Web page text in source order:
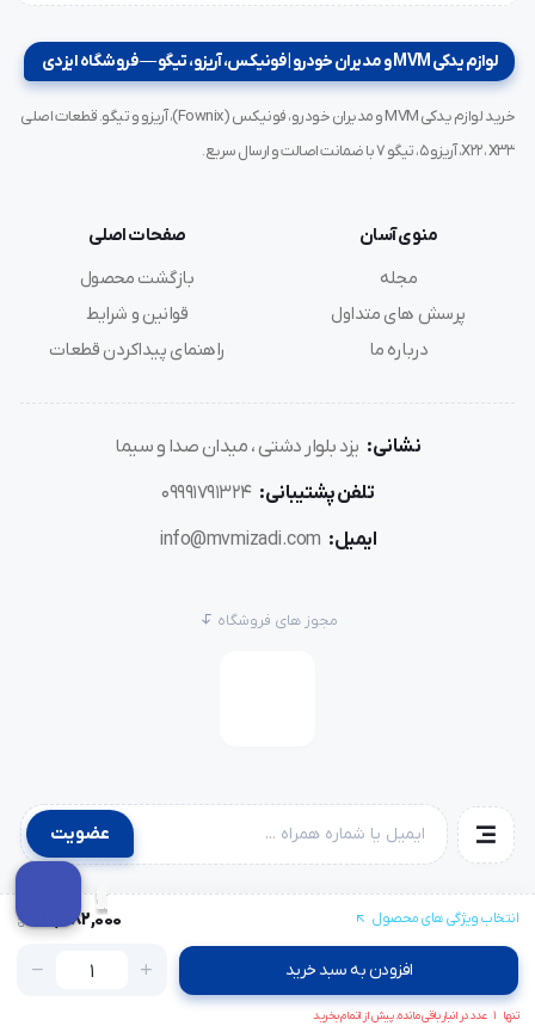
انتخاب ویژگی های محصول 10,882,000
افزودن به سبد خرید
تنها 1 عدد در انبار باقی مانده. پیش از اتمام بخرید
لوازم یدکی MVM و مدیران خودرو | فونیکس، آریزو، تیگو — فروشگاه ایزدی
خرید لوازم یدکی MVM و مدیران خودرو، فونیکس (Fownix)، آریزو و تیگو. قطعات اصلی
X22، X33، آریزو ۵، تیگو ۷ با ضمانت اصالت و ارسال سریع.
منوی آسان
مجله
پرسش های متداول
درباره ما
صفحات اصلی
بازگشت محصول
قوانین و شرایط
راهنمای پیداکردن قطعات
نشانی: یزد بلوار دشتی ، میدان صدا و سیما
تلفن پشتیبانی: 09991791324
ایمیل: info@mvmizadi.com
مجوز های فروشگاه
عضویت